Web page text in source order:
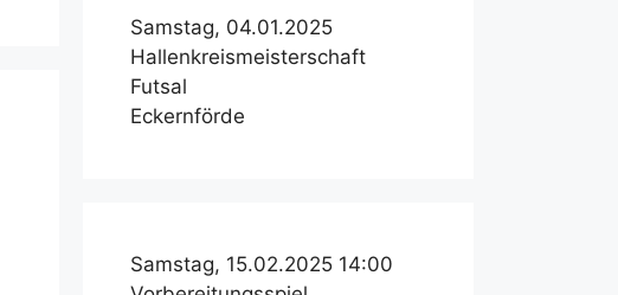
Samstag, 04.01.2025
Hallenkreismeisterschaft
Futsal
Eckernförde
Samstag, 15.02.2025 14:00